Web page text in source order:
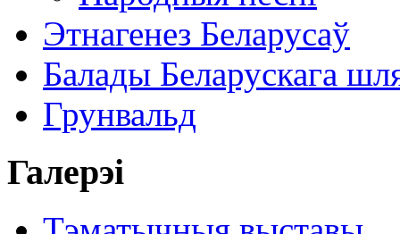
Этнагенез Беларусаў
Балады Беларускага
Грунвальд
Галерэі